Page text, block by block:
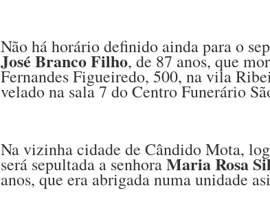
Não há horário definido ainda para o
José Branco Filho, de 87 anos, que
Fernandes Figueiredo, 500, na vila
velado na sala 7 do Centro Funerário
Na vizinha cidade de Cândido Mota,
será sepultada a senhoraMaria Rosa
anos, que era abrigada numa unidade